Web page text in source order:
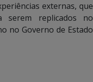
externas, que
serem replicados no
no Governo de Estado